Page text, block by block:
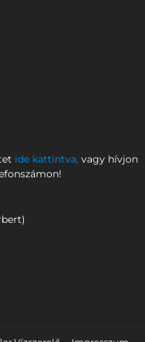
ide kattintva, vagy hívjon